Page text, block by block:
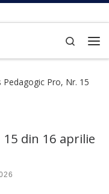
Search
Pedagogic Pro, Nr. 15
15 din 16 aprilie